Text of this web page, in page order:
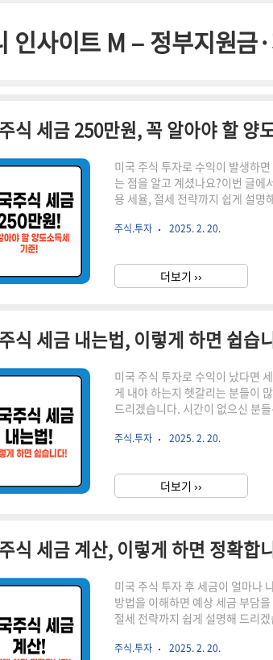
인사이트 M – 정부지원금
식 세금 250만원, 꼭 알아야 할 양
미국 주식 투자로 수익이 발생하
는 점을 알고 계셨나요?이번 글에
용 세율, 절세 전략까지 쉽게 설명
✅ 미국주식 세금 250만원, 비과
않아도 됩니다.📌 양도소득세 기
250만 원까지 비과세250만 원 초
주식.투자 2025. 2. 20.
더보기 ››
식 세금 내는법, 이렇게 하면 쉽습
미국 주식 투자로 수익이 났다면
게 내야 하는지 헷갈리는 분들이
드리겠습니다. 시간이 없으신 분
국 주식에서 발생하는 소득에는
이 발생하면 신고 필요연간 250만
📅 양도소득세 신고 및 납부 기
주식.투자 2025. 2. 20.
더보기 ››
식 세금 계산, 이렇게 하면 정확합
미국 주식 투자 후 세금이 얼마나
방법을 이해하면 예상 세금 부담
절세 전략까지 쉽게 설명해 드리
식 세금 계산, 꼭 알아야 할 기본
주식.투자 2025. 2. 20.